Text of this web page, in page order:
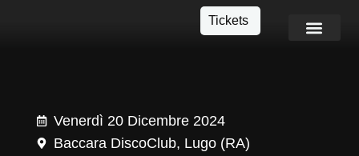
Tickets
Venerdì 20 Dicembre 2024
Baccara DiscoClub, Lugo (RA)